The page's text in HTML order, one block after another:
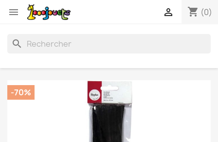
 shopping_cart (0)

search
-70%